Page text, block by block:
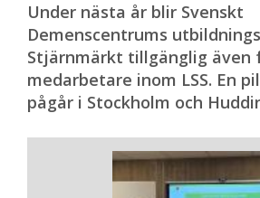
Under nästa år blir Svenskt
Demenscentrums
Stjärnmärkt tillgänglig även
medarbetare inom LSS. En
pågår i Stockholm och